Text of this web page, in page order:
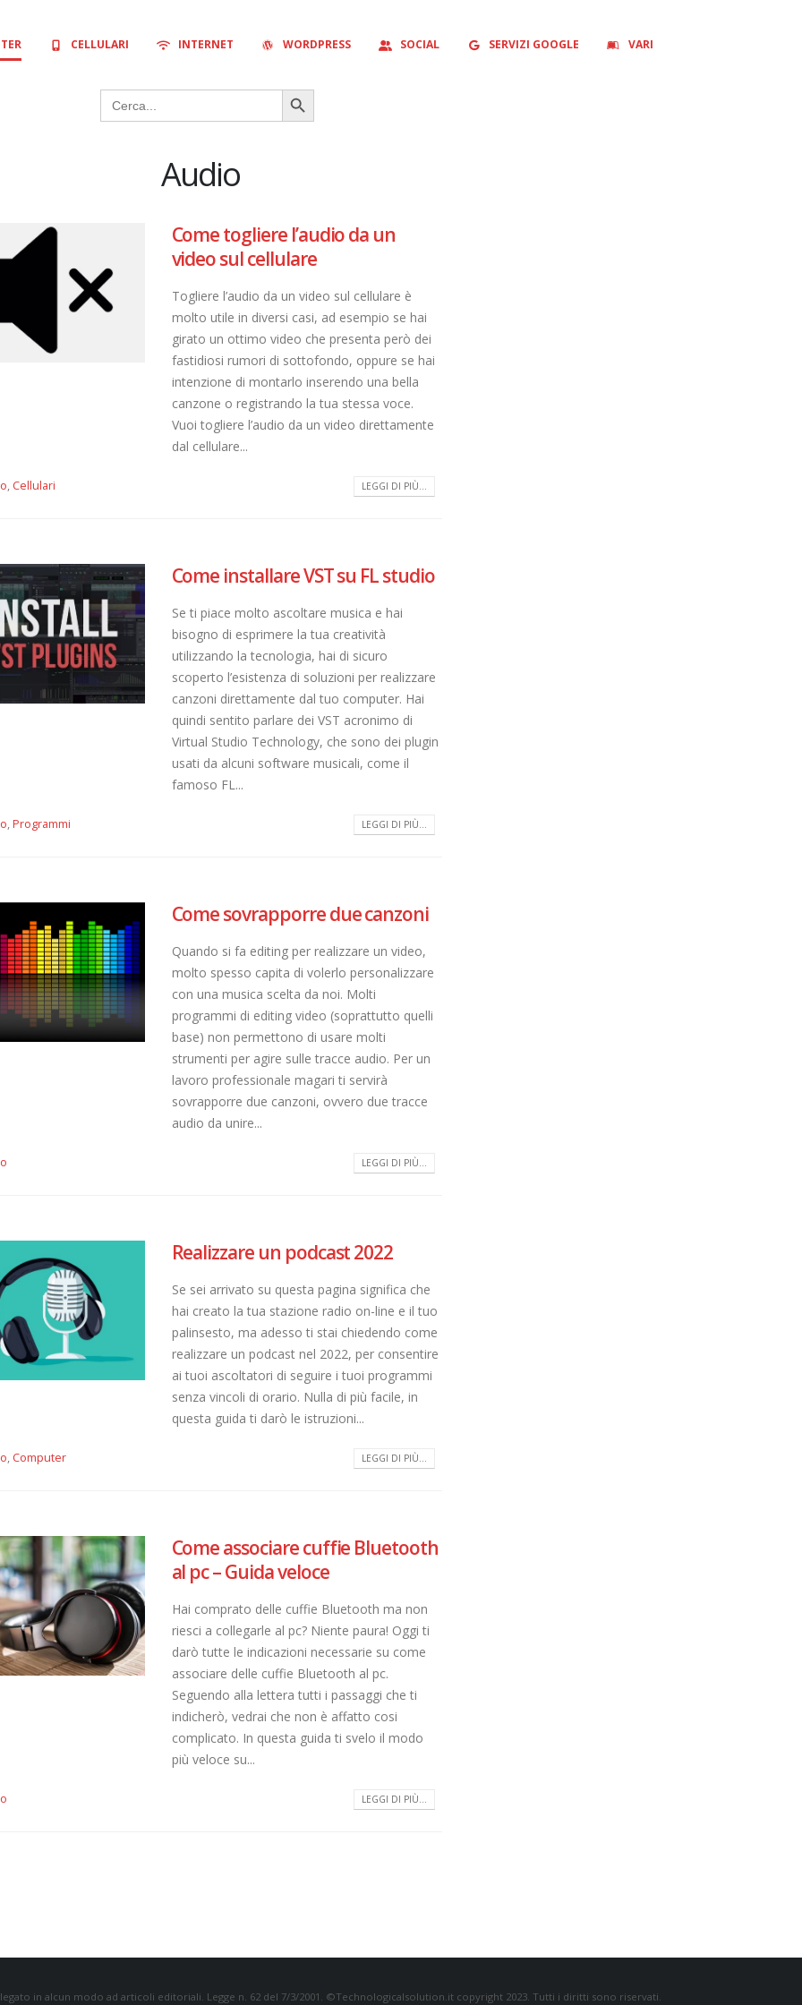
CELLULARI INTERNET WORDPRESS SOCIAL SERVIZI GOOGLE VARI
Search
for:
Search Button
Audio
Come togliere l’audio da un
video sul cellulare
Togliere l’audio da un video sul cellulare è
molto utile in diversi casi, ad esempio se hai
girato un ottimo video che presenta però dei
fastidiosi rumori di sottofondo, oppure se hai
intenzione di montarlo inserendo una bella
canzone o registrando la tua stessa voce.
Vuoi togliere l’audio da un video direttamente
dal cellulare...
, Cellulari LEGGI DI PIÙ...
Come installare VST su FL studio
Se ti piace molto ascoltare musica e hai
bisogno di esprimere la tua creatività
utilizzando la tecnologia, hai di sicuro
scoperto l’esistenza di soluzioni per realizzare
canzoni direttamente dal tuo computer. Hai
quindi sentito parlare dei VST acronimo di
Virtual Studio Technology, che sono dei plugin
usati da alcuni software musicali, come il
famoso FL...
,Programmi LEGGI DI PIÙ...
Come sovrapporre due canzoni
Quando si fa editing per realizzare un video,
molto spesso capita di volerlo personalizzare
con una musica scelta da noi. Molti
programmi di editing video (soprattutto quelli
base) non permettono di usare molti
strumenti per agire sulle tracce audio. Per un
lavoro professionale magari ti servirà
sovrapporre due canzoni, ovvero due tracce
audio da unire...
LEGGI DI PIÙ...
Realizzare un podcast 2022
Se sei arrivato su questa pagina significa che
hai creato la tua stazione radio on-line e il tuo
palinsesto, ma adesso ti stai chiedendo come
realizzare un podcast nel 2022, per consentire
ai tuoi ascoltatori di seguire i tuoi programmi
senza vincoli di orario. Nulla di più facile, in
questa guida ti darò le istruzioni...
, Computer LEGGI DI PIÙ...
Come associare cuffie Bluetooth
al pc – Guida veloce
Hai comprato delle cuffie Bluetooth ma non
riesci a collegarle al pc? Niente paura! Oggi ti
darò tutte le indicazioni necessarie su come
associare delle cuffie Bluetooth al pc.
Seguendo alla lettera tutti i passaggi che ti
indicherò, vedrai che non è affatto cosi
complicato. In questa guida ti svelo il modo
più veloce su...
LEGGI DI PIÙ...
in alcun modo ad articoli editoriali. Legge n. 62 del 7/3/2001. ©Technologicalsolution.it copyright 2023. Tutti i diritti sono riservati.